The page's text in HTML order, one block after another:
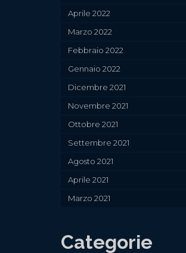
Aprile 2022
Marzo 2022
Febbraio 2022
Gennaio 2022
Dicembre 2021
Novembre 2021
Ottobre 2021
Settembre 2021
Agosto 2021
Aprile 2021
Marzo 2021
Categorie